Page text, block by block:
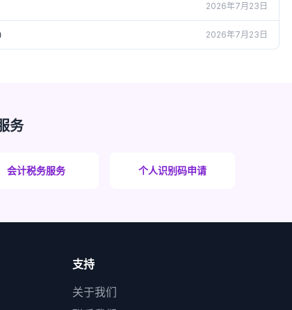
2026年7月23日
2026年7月23日
务
会计税务服务 个人识别码申请
支持
关于我们